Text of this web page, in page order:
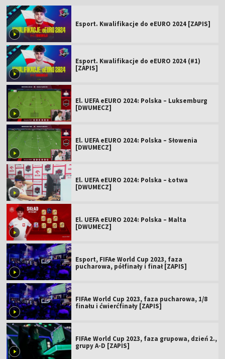
Esport. Kwalifikacje do eEURO 2024 [ZAPIS]
Esport. Kwalifikacje do eEURO 2024 (#1)
[ZAPIS]
El. UEFA eEURO 2024: Polska – Luksemburg
[DWUMECZ]
El. UEFA eEURO 2024: Polska – Słowenia
[DWUMECZ]
El. UEFA eEURO 2024: Polska – Łotwa
[DWUMECZ]
El. UEFA eEURO 2024: Polska – Malta
[DWUMECZ]
Esport, FIFAe World Cup 2023, faza
pucharowa, półfinały i finał [ZAPIS]
FIFAe World Cup 2023, faza pucharowa, 1/8
finału i ćwierćfinały [ZAPIS]
FIFAe World Cup 2023, faza grupowa, dzień 2.,
grupy A-D [ZAPIS]